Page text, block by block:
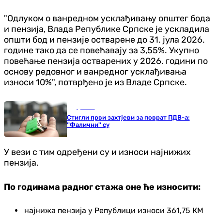
"Одлуком о ванредном усклађивању општег бода
и пензија, Влада Републике Српске је ускладила
општи бод и пензије остварене до 31. јула 2026.
године тако да се повећавају за 3,55%. Укупно
повећање пензија остварених у 2026. години по
основу редовног и ванредног усклађивања
износи 10%", потврђено је из Владе Српске.
Стигли први захтјеви за поврат ПДВ-а:
''Фалични'' су
У вези с тим одређени су и износи најнижих
пензија.
По годинама радног стажа оне ће износити:
најнижа пензија у Републици износи 361,75 КМ